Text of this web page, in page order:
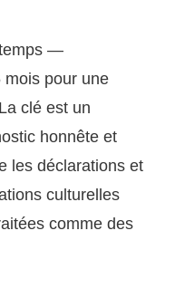
—
mois pour une
clé est un
honnête et
les déclarations et
culturelles
comme des